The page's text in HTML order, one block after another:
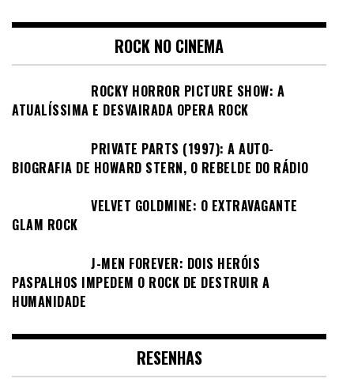
ROCK NO CINEMA
ROCKY HORROR PICTURE SHOW: A
ATUALÍSSIMA E DESVAIRADA OPERA ROCK
PRIVATE PARTS (1997): A AUTO-
BIOGRAFIA DE HOWARD STERN, O REBELDE DO RÁDIO
VELVET GOLDMINE: O EXTRAVAGANTE
GLAM ROCK
J-MEN FOREVER: DOIS HERÓIS
PASPALHOS IMPEDEM O ROCK DE DESTRUIR A
HUMANIDADE
RESENHAS